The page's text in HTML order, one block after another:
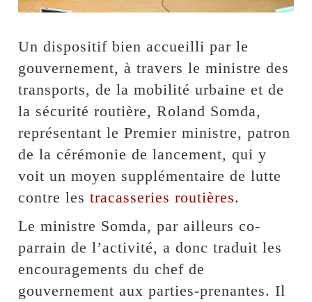
Un dispositif bien accueilli par le
gouvernement, à travers le ministre des
transports, de la mobilité urbaine et de
la sécurité routière, Roland Somda,
représentant le Premier ministre, patron
de la cérémonie de lancement, qui y
voit un moyen supplémentaire de lutte
contre lestracasseries routières.
Le ministre Somda, par ailleurs co-
parrain de l’activité, a donc traduit les
encouragements du chef de
gouvernement aux parties-prenantes. Il